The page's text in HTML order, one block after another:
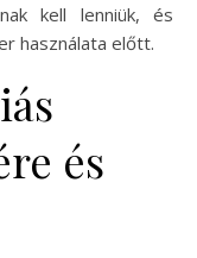
kell lenniük, és
használata előtt.
és